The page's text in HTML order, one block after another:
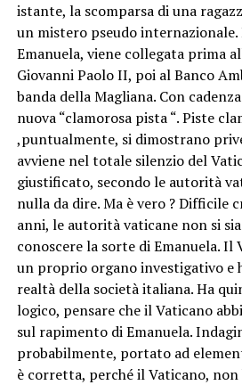
istante, la scomparsa di una
un mistero pseudo internazionale.
Emanuela, viene collegata prima
Giovanni Paolo II, poi al Banco
banda della Magliana. Con
nuova “clamorosa pista “. Piste
,puntualmente, si dimostrano
avviene nel totale silenzio del
giustificato, secondo le autorità
nulla da dire. Ma è vero ? Difficile
anni, le autorità vaticane non si
conoscere la sorte di Emanuela. Il
un proprio organo investigativo e
realtà della società italiana. Ha
logico, pensare che il Vaticano
sul rapimento di Emanuela.
probabilmente, portato ad
è corretta, perché il Vaticano,